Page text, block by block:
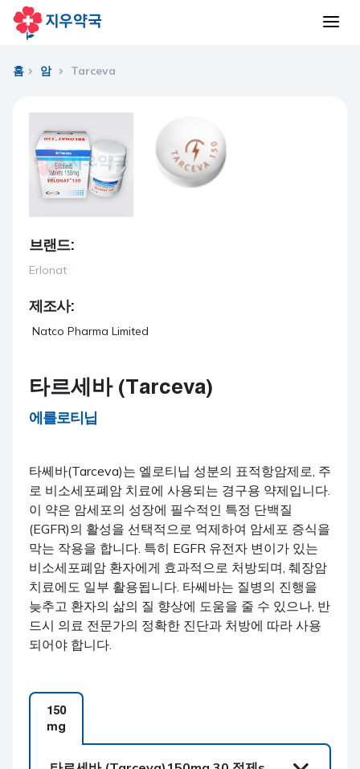
홈 암 Tarceva
브랜드:
Erlonat
제조사:
Natco Pharma Limited
타르세바 (Tarceva)
에를로티닙
타쎄바(Tarceva)는 엘로티닙 성분의 표적항암제로, 주
로 비소세포폐암 치료에 사용되는 경구용 약제입니다.
이 약은 암세포의 성장에 필수적인 특정 단백질
(EGFR)의 활성을 선택적으로 억제하여 암세포 증식을
막는 작용을 합니다. 특히 EGFR 유전자 변이가 있는
비소세포폐암 환자에게 효과적으로 처방되며, 췌장암
치료에도 일부 활용됩니다. 타쎄바는 질병의 진행을
늦추고 환자의 삶의 질 향상에 도움을 줄 수 있으나, 반
드시 의료 전문가의 정확한 진단과 처방에 따라 사용
되어야 합니다.
150
mg